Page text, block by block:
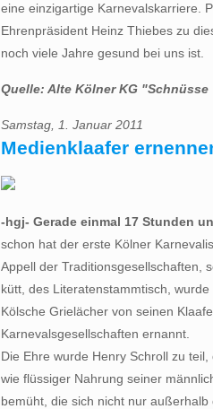
eine einzigartige Karnevalskarriere.
Ehrenpräsident Heinz Thiebes zu
noch viele Jahre gesund bei uns ist.
Quelle: Alte Kölner KG "Schnüsse
Samstag, 1. Januar 2011
Medienklaafer
-hgj- Gerade einmal 17 Stunden
schon hat der erste Kölner
Appell der Traditionsgesellschaften,
kütt, des Literatenstammtisch,
Kölsche Grielächer von seinen
Karnevalsgesellschaften ernannt.
Die Ehre wurde Henry Schroll zu
wie flüssiger Nahrung seiner
bemüht, die sich nicht nur